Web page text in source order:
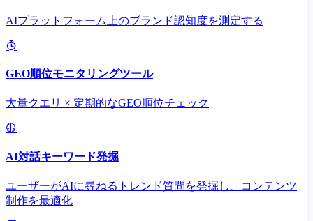
AIプラットフォーム上のブランド認知度を測定する
GEO順位モニタリングツール
大量クエリ × 定期的なGEO順位チェック
AI対話キーワード発掘
ユーザーがAIに尋ねるトレンド質問を発掘し、コンテンツ
制作を最適化